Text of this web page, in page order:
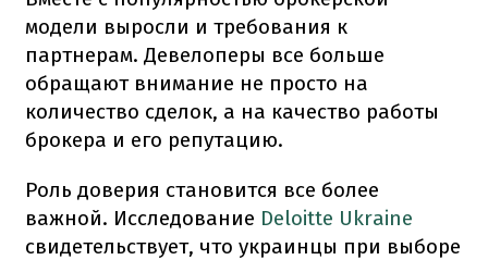
модели выросли и требования к
партнерам. Девелоперы все больше
обращают внимание не просто на
количество сделок, а на качество работы
брокера и его репутацию.
Роль доверия становится все более
важной. Исследование Deloitte Ukraine
свидетельствует, что украинцы при выборе